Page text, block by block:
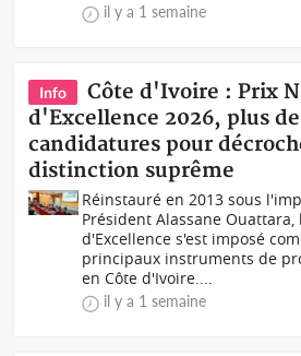
il y a 1 semaine
Info
Côte d'Ivoire : Prix
d'Excellence 2026, plus
candidatures pour
distinction suprême
Réinstauré en 2013 sous
Président Alassane
d'Excellence s'est imposé
principaux instruments de
en Côte d'Ivoire....
il y a 1 semaine